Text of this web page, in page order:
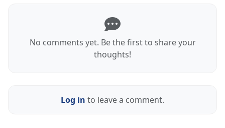
No comments yet. Be the first to share your
thoughts!
Log in to leave a comment.